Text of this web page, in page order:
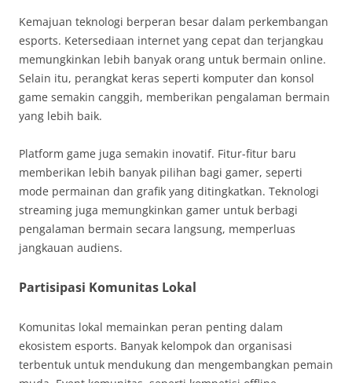
Kemajuan teknologi berperan besar dalam perkembangan
esports. Ketersediaan internet yang cepat dan terjangkau
memungkinkan lebih banyak orang untuk bermain online.
Selain itu, perangkat keras seperti komputer dan konsol
game semakin canggih, memberikan pengalaman bermain
yang lebih baik.
Platform game juga semakin inovatif. Fitur-fitur baru
memberikan lebih banyak pilihan bagi gamer, seperti
mode permainan dan grafik yang ditingkatkan. Teknologi
streaming juga memungkinkan gamer untuk berbagi
pengalaman bermain secara langsung, memperluas
jangkauan audiens.
Partisipasi Komunitas Lokal
Komunitas lokal memainkan peran penting dalam
ekosistem esports. Banyak kelompok dan organisasi
terbentuk untuk mendukung dan mengembangkan pemain